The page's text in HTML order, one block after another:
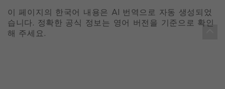
이 페이지의 한국어 내용은 AI 번역으로 자동 생성되었
습니다. 정확한 공식 정보는 영어 버전을 기준으로 확인
해 주세요.